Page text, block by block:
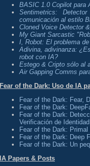
BASIC 1.0 Copilot para
Sentimetrics:
comunicación al estilo
Cloned Voice Detector
My Giant Sarcastic
I, Robot: El problema
Adivina, adivinanza:
robot con IA?
Estego & Cripto sólo al
Air Gapping Comms
Fear of the Dark: Uso de IA
Fear of the Dark: Fear,
Fear of the Dark:
Fear of the Dark:
Verificación de
Fear of the Dark:
Fear of the Dark: Deep
Fear of the Dark: Un
IA Papers & Posts